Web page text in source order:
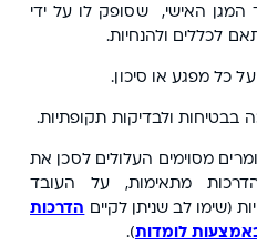
האישי, שסופק לו על ידי
לכללים ולהנחיות.
כל מפגע או סיכון.
בבטיחות ולבדיקות תקופתיות.
מסוימים העלולים לסכן את
הדרכות מתאימות, על העובד
(שימו לב שניתן לקיים הדרכות
לומדות).